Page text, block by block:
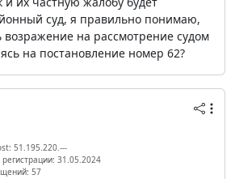
суд, я правильно понимаю,
возражение на рассмотрение судом
на постановление номер 62?
51.195.220.---
31.05.2024
57